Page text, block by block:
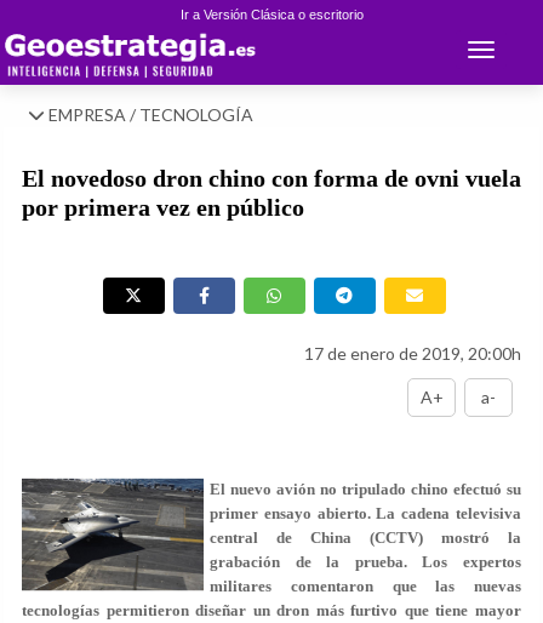
Ir a Versión Clásica o escritorio
Toggle
EMPRESA / TECNOLOGÍA
El novedoso dron chino con forma de ovni vuela
por primera vez en público
17 de enero de 2019, 20:00h
A+ a-
El nuevo avión no tripulado chino efectuó su
primer ensayo abierto. La cadena televisiva
central de China (CCTV) mostró la
grabación de la prueba. Los expertos
militares comentaron que las nuevas
tecnologías permitieron diseñar un dron más furtivo que tiene mayor